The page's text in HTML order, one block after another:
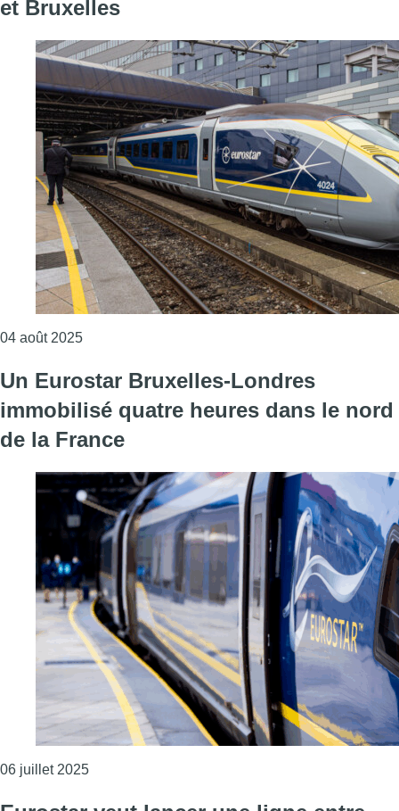
et Bruxelles
04 août 2025Consulter l'article "Le trafic des TGV perturbé
Un Eurostar Bruxelles-Londres
immobilisé quatre heures dans le nord
de la France
06 juillet 2025Consulter l'article "Un Eurostar Bruxelles-